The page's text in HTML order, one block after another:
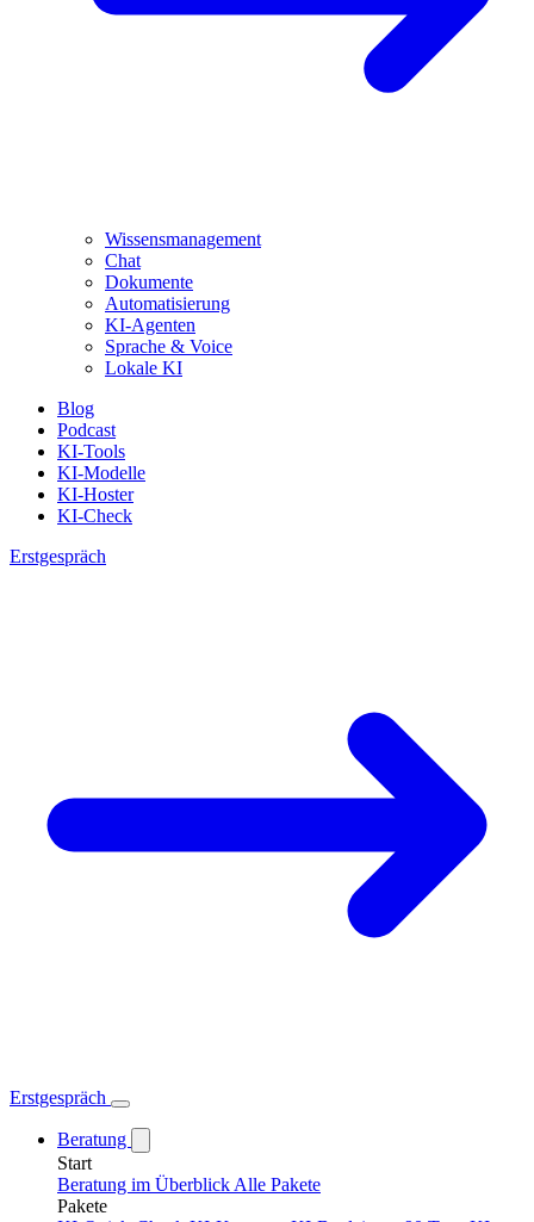
Wissensmanagement
Chat
Dokumente
Automatisierung
KI-Agenten
Sprache & Voice
Lokale KI
Blog
Podcast
KI-Tools
KI-Modelle
KI-Hoster
KI-Check
Erstgespräch
Erstgespräch
Beratung
Start
Beratung im Überblick Alle Pakete
Pakete